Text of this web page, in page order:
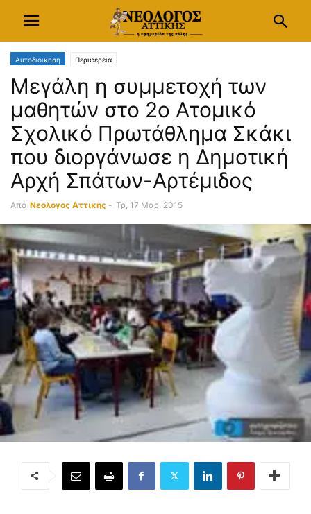
Αυτοδιοικηση Περιφερεια
Μεγάλη η συμμετοχή των
μαθητών στο 2ο Ατομικό
Σχολικό Πρωτάθλημα Σκάκι
που διοργάνωσε η Δημοτική
Αρχή Σπάτων-Αρτέμιδος
Από Νεολογος Αττικης - Τρ, 17 Μαρ, 2015